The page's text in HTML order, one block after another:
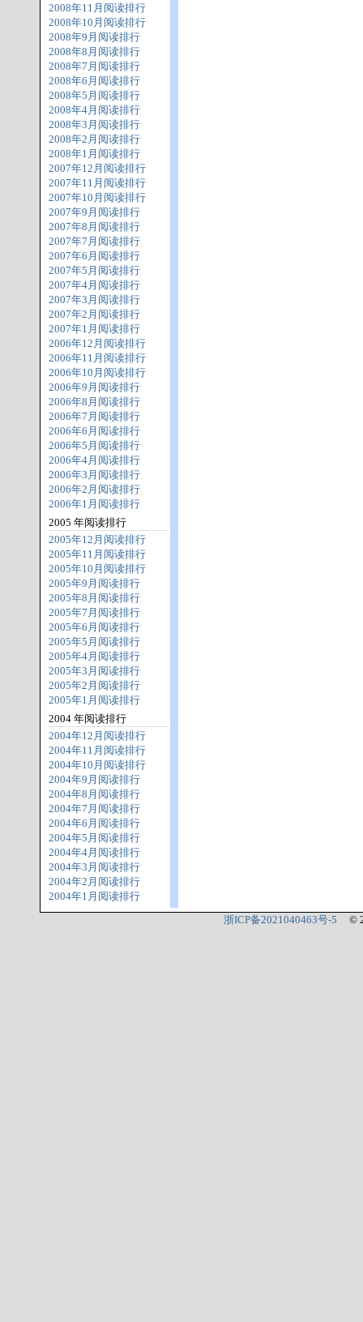
2008年11月阅读排行
2008年10月阅读排行
2008年9月阅读排行
2008年8月阅读排行
2008年7月阅读排行
2008年6月阅读排行
2008年5月阅读排行
2008年4月阅读排行
2008年3月阅读排行
2008年2月阅读排行
2008年1月阅读排行
2007年12月阅读排行
2007年11月阅读排行
2007年10月阅读排行
2007年9月阅读排行
2007年8月阅读排行
2007年7月阅读排行
2007年6月阅读排行
2007年5月阅读排行
2007年4月阅读排行
2007年3月阅读排行
2007年2月阅读排行
2007年1月阅读排行
2006年12月阅读排行
2006年11月阅读排行
2006年10月阅读排行
2006年9月阅读排行
2006年8月阅读排行
2006年7月阅读排行
2006年6月阅读排行
2006年5月阅读排行
2006年4月阅读排行
2006年3月阅读排行
2006年2月阅读排行
2006年1月阅读排行
2005 年阅读排行
2005年12月阅读排行
2005年11月阅读排行
2005年10月阅读排行
2005年9月阅读排行
2005年8月阅读排行
2005年7月阅读排行
2005年6月阅读排行
2005年5月阅读排行
2005年4月阅读排行
2005年3月阅读排行
2005年2月阅读排行
2005年1月阅读排行
2004 年阅读排行
2004年12月阅读排行
2004年11月阅读排行
2004年10月阅读排行
2004年9月阅读排行
2004年8月阅读排行
2004年7月阅读排行
2004年6月阅读排行
2004年5月阅读排行
2004年4月阅读排行
2004年3月阅读排行
2004年2月阅读排行
2004年1月阅读排行
浙ICP备2021040463号-5 ©